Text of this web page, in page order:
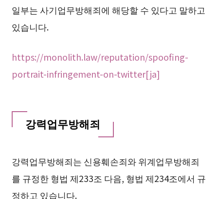
일부는 사기업무방해죄에 해당할 수 있다고 말하고
있습니다.
https://monolith.law/reputation/spoofing-
portrait-infringement-on-twitter[ja]
강력업무방해죄
강력업무방해죄는 신용훼손죄와 위계업무방해죄
를 규정한 형법 제233조 다음, 형법 제234조에서 규
정하고 있습니다.